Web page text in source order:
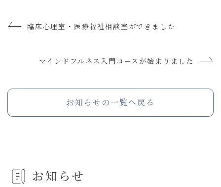
お知らせ
臨床心理室・医療福祉相談室ができました
マインドフルネス入門コースが始まりました
お知らせの一覧へ戻る